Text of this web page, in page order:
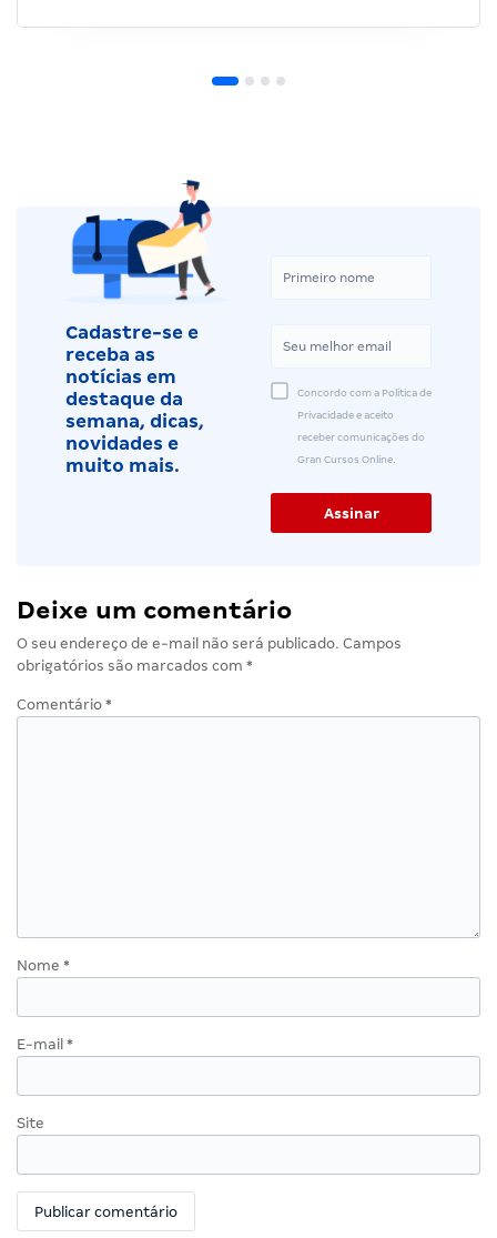
Cadastre-se e
receba as
notícias em
destaque da
semana, dicas,
novidades e
muito mais.
Concordo com a Política de
Privacidade e aceito
receber comunicações do
Gran Cursos Online.
Deixe um comentário
O seu endereço de e-mail não será publicado. Campos
obrigatórios são marcados com *
Comentário *
Nome *
E-mail *
Site